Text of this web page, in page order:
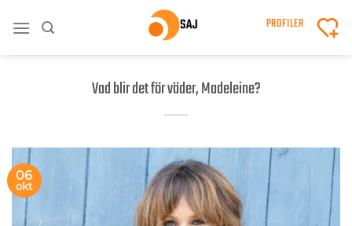
PROFILER
Vad blir det för väder, Madeleine?
06
okt